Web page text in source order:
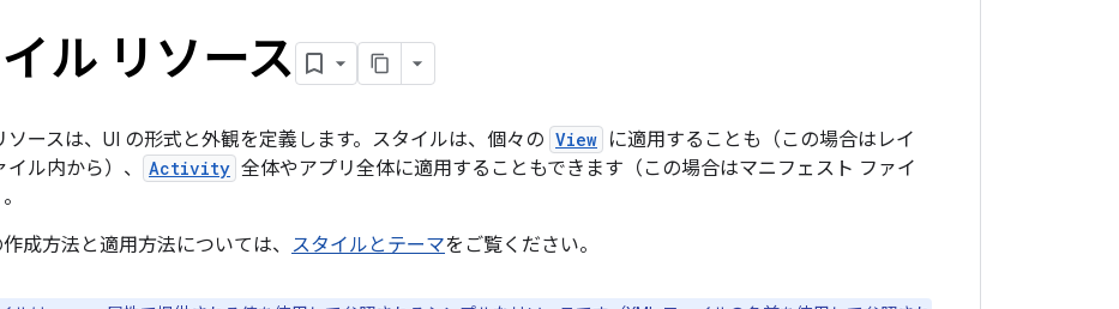
ル リソース
ソースは、UI の形式と外観を定義します。スタイルは、個々の View に適用することも（この場合はレイ
ル内から）、
Activity 全体やアプリ全体に適用することもできます（この場合はマニフェスト ファイ
成方法と適用方法については、 スタイルとテーマをご覧ください。